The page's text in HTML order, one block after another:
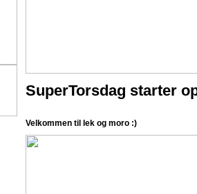
SuperTorsdag starter
Velkommen til lek og moro :)